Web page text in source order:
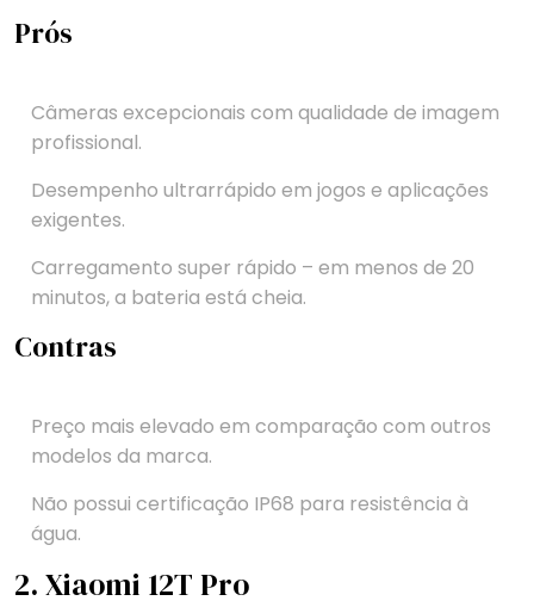
Prós
Câmeras excepcionais com qualidade de imagem
profissional.
Desempenho ultrarrápido em jogos e aplicações
exigentes.
Carregamento super rápido – em menos de 20
minutos, a bateria está cheia.
Contras
Preço mais elevado em comparação com outros
modelos da marca.
Não possui certificação IP68 para resistência à
água.
2. Xiaomi 12T Pro